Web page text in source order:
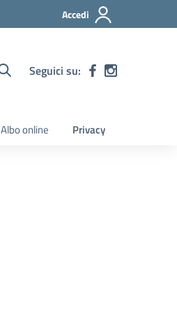
Accedi
Seguici su:
Albo online Privacy